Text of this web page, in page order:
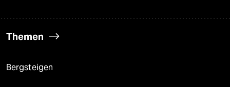
Themen
Bergsteigen